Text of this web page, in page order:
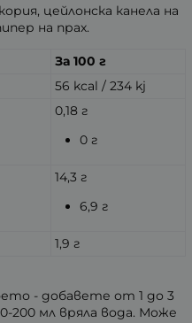
цейлонска канела на
на прах.
За 100 г
56 kcal / 234 kj
0,18 г
0 г
14,3 г
6,9 г
1,9 г
- добавете от 1 до 3
200 мл вряла вода. Може